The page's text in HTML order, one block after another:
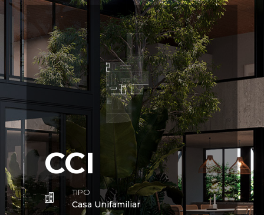
CCI
 TIPO
Casa Unifamiliar